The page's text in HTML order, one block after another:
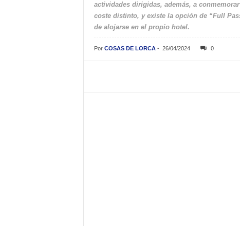
actividades dirigidas, además, a
coste distinto, y existe la opción de “Full
de alojarse en el propio hotel.
Por COSAS DE LORCA- 26/04/2024 0